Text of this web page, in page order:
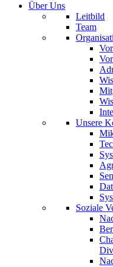
Über Uns
Leitbild
Team
Unsere
Soziale